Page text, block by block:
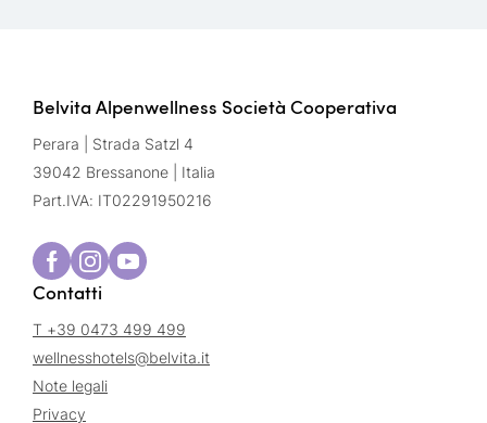
Belvita Alpenwellness Società Cooperativa
Perara | Strada Satzl 4
39042 Bressanone | Italia
Part.IVA: IT02291950216
Contatti
T +39 0473 499 499
wellnesshotels@belvita.it
Note legali
Privacy